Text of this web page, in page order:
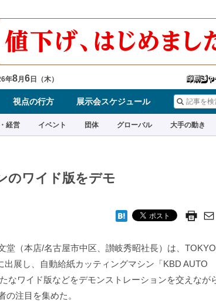
年8月 6 日（木）
視点の行方 展示会スケジュール
経営 イベント 団体 グローバル 大手の動き
のワイド版をデモ
堂（本店/名古屋市中区、讃岐秀昭社長）は、TOKYO
出展し、自動給紙カッティングマシン「KBD AUTO
なワイド版などをデモンストレーションを交えなが
の注目を集めた。